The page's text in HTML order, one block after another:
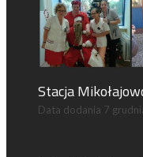
Stacja
Data dodania 7